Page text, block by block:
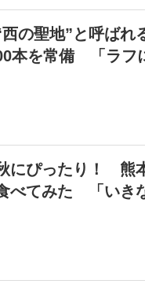
西の聖地”と呼ば
本を常備 「ラフ
にぴったり！ 熊
べてみた 「いき